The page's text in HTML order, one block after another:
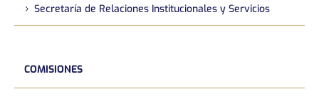
Secretaría de Relaciones Institucionales y Servicios
COMISIONES